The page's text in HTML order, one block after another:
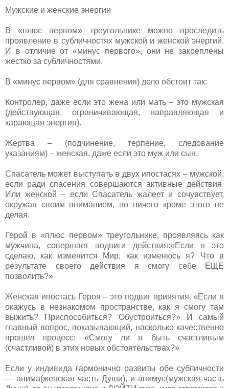
Мужские и женские энергии
В «плюс первом» треугольнике можно проследить
проявление в субличностях мужской и женской энергий.
И в отличие от «минус первого», они не закреплены
жестко за субличностями.
В «минус первом» (для сравнения) дело обстоит так:
Контролер, даже если это жена или мать – это мужская
(действующая, ограничивающая, направляющая и
карающая энергия).
Жертва – (подчинение, терпение, следование
указаниям) – женская, даже если это муж или сын.
Спасатель может выступать в двух ипостасях – мужской,
если ради спасения совершаются активные действия.
Или женской – если Спасатель жалеет и сочувствует,
окружая своим вниманием, но ничего кроме этого не
делая.
Герой в «плюс первом» треугольнике, проявляясь как
мужчина, совершает подвиги действия:«Если я это
сделаю, как изменится Мир, как изменюсь я? Что в
результате своего действия я смогу себе ЕЩЕ
позволить?»
Женская ипостась Героя – это подвиг принятия. «Если я
окажусь в незнакомом пространстве, как я смогу там
выжить? Приспособиться? Обустроиться?» И самый
главный вопрос, показывающий, насколько качественно
прошел процесс: «Смогу ли я быть счастливым
(счастливой) в этих новых обстоятельствах?»
Если у индивида гармонично развиты обе субличности
— анима(женская часть Души), и анимус(мужская часть